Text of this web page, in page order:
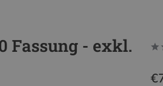
Fassung - exkl.